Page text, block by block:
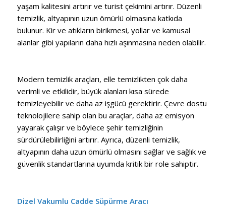
yaşam kalitesini artırır ve turist çekimini artırır. Düzenli
temizlik, altyapının uzun ömürlü olmasına katkıda
bulunur. Kir ve atıkların birikmesi, yollar ve kamusal
alanlar gibi yapıların daha hızlı aşınmasına neden olabilir.
Modern temizlik araçları, elle temizlikten çok daha
verimli ve etkilidir, büyük alanları kısa sürede
temizleyebilir ve daha az işgücü gerektirir. Çevre dostu
teknolojilere sahip olan bu araçlar, daha az emisyon
yayarak çalışır ve böylece şehir temizliğinin
sürdürülebilirliğini artırır. Ayrıca, düzenli temizlik,
altyapının daha uzun ömürlü olmasını sağlar ve sağlık ve
güvenlik standartlarına uyumda kritik bir role sahiptir.
Dizel Vakumlu Cadde Süpürme Aracı